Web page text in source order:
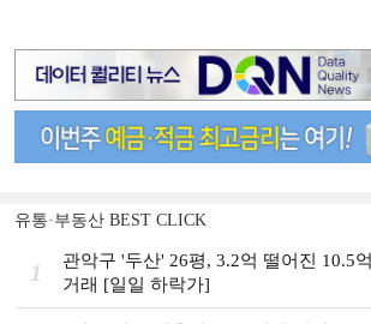
유통·부동산 BEST CLICK
1
관악구 '두산' 26평, 3.2억 떨어진 10.5
거래 [일일 하락가]